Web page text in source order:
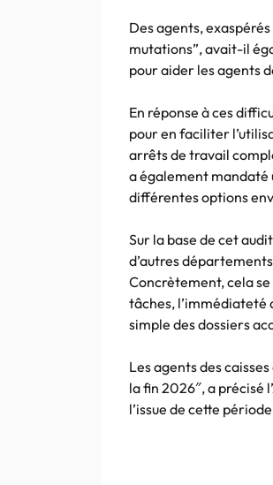
Des agents,
mutations”, avait-il
pour aider les agents
En réponse à ces
pour en faciliter
arrêts de travail
a également mandaté
différentes options
Sur la base de cet
d’autres
Concrètement, cela
tâches, l’immédiateté
simple des dossiers
Les agents des
la fin 2026″, a précisé
l’issue de cette